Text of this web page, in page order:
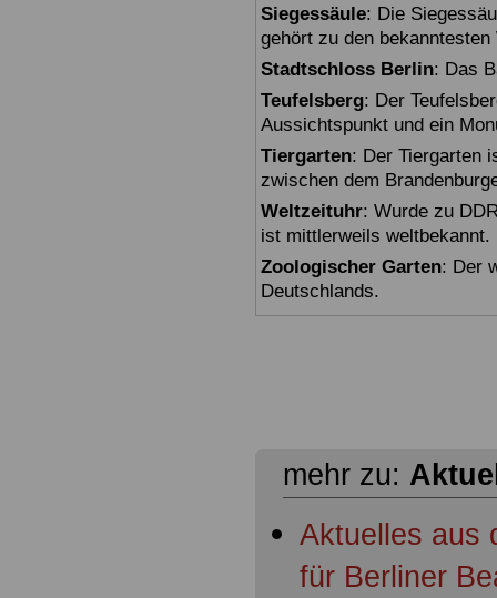
Siegessäule: Die
gehört zu den
Stadtschloss Berlin: Das
Teufelsberg: Der
Aussichtspunkt und ein
Tiergarten: Der Tiergarten
zwischen dem
Weltzeituhr: Wurde zu
ist mittlerweils weltbekannt.
Zoologischer Garten: Der
Deutschlands.
mehr zu:
Aktuelles aus
für Berliner